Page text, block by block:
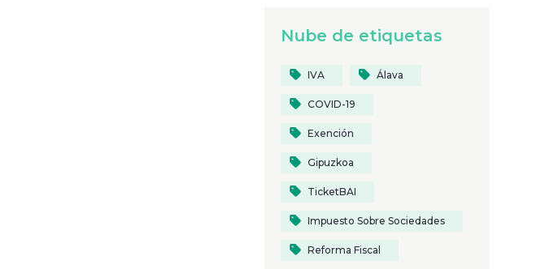
Nube de etiquetas
IVA Álava
COVID-19
Exención
Gipuzkoa
TicketBAI
Impuesto Sobre Sociedades
Reforma Fiscal